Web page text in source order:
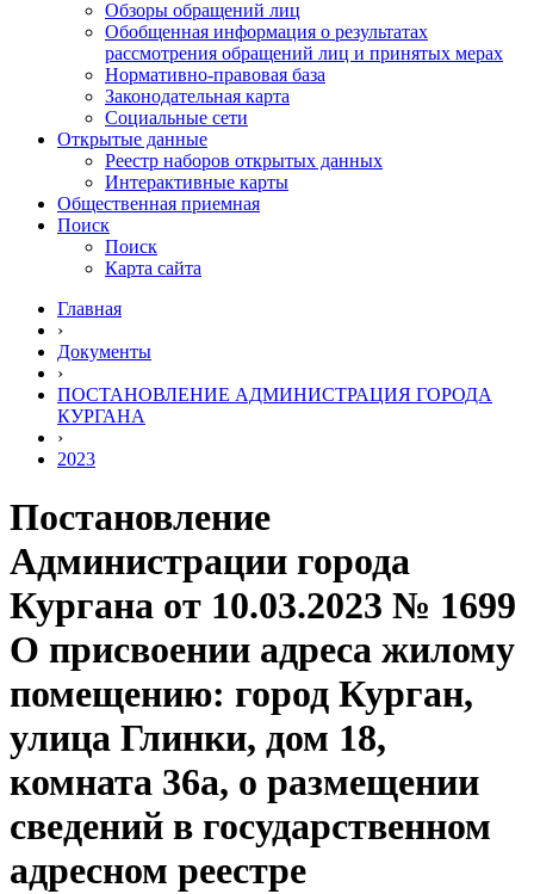
Обзоры обращений лиц
Обобщенная информация о результатах
рассмотрения обращений лиц и принятых мерах
Нормативно-правовая база
Законодательная карта
Социальные сети
Открытые данные
Реестр наборов открытых данных
Интерактивные карты
Общественная приемная
Поиск
Поиск
Карта сайта
Главная
›
Документы
›
ПОСТАНОВЛЕНИЕ АДМИНИСТРАЦИЯ ГОРОДА
КУРГАНА
›
2023
Постановление
Администрации города
Кургана от 10.03.2023 № 1699
О присвоении адреса жилому
помещению: город Курган,
улица Глинки, дом 18,
комната 36а, о размещении
сведений в государственном
адресном реестре